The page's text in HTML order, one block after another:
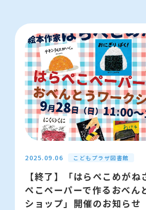
【問い合わせ先】江東区立こど
館 03-5600-3885
2025.09.06 こどもプラザ図書館
【終了】「はらぺこめが
ぺこペーパーで作るおべん
ショップ」開催のお知らせ